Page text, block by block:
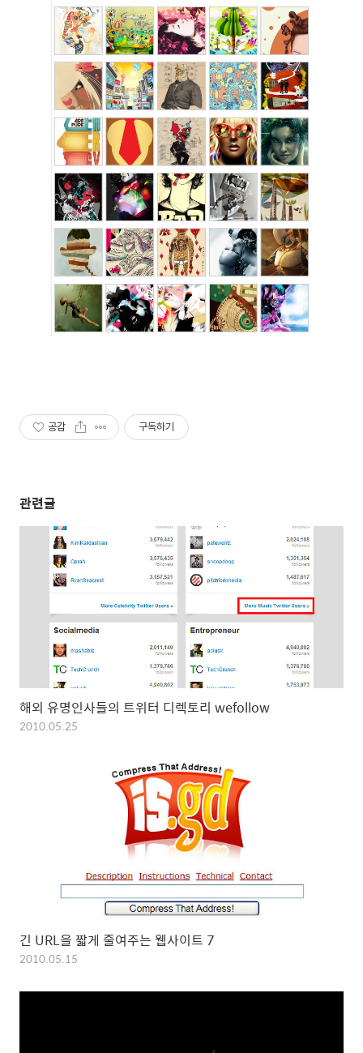
공감 구독하기
관련글
해외 유명인사들의 트위터 디렉토리 wefollow
2010.05.25
긴 URL을 짧게 줄여주는 웹사이트 7
2010.05.15